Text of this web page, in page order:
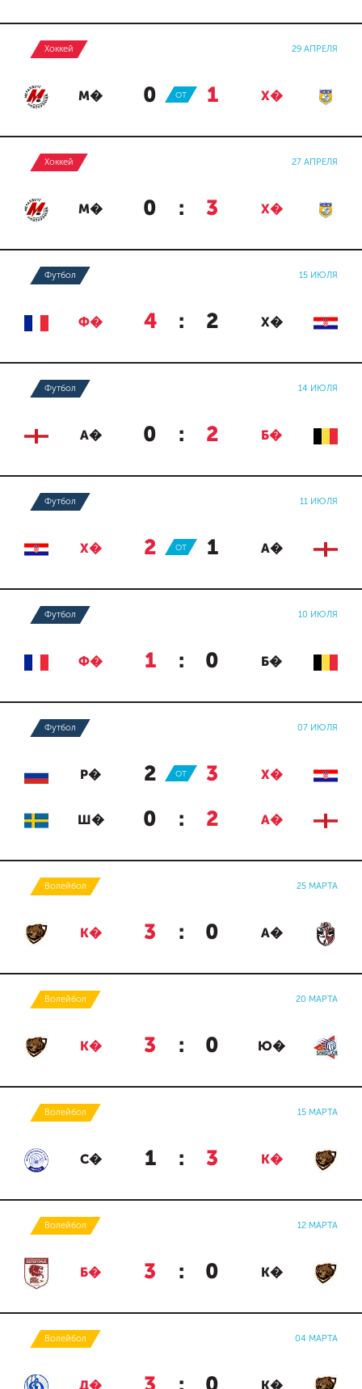
Хоккей 29 АПРЕЛЯ
М� 0 : 1 Х�
ОТ
Хоккей 27 АПРЕЛЯ
М� 0 : 3 Х�
Футбол 15 ИЮЛЯ
Ф� 4 : 2 Х�
Футбол 14 ИЮЛЯ
А� 0 : 2 Б�
Футбол 11 ИЮЛЯ
Х� 2 : 1 А�
ОТ
Футбол 10 ИЮЛЯ
Ф� 1 : 0 Б�
Футбол 07 ИЮЛЯ
Р� 2 : 3 Х�
ОТ
Ш� 0 : 2 А�
Волейбол 25 МАРТА
К� 3 : 0 А�
Волейбол 20 МАРТА
К� 3 : 0 Ю�
Волейбол 15 МАРТА
С� 1 : 3 К�
Волейбол 12 МАРТА
Б� 3 : 0 К�
Волейбол 04 МАРТА
Д� К�